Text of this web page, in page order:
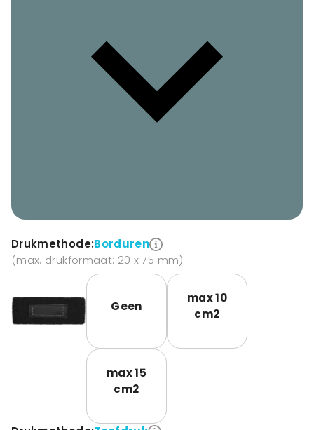
Drukmethode:Borduren
(max. drukformaat: 20 x 75 mm)
Geen
max 10
cm2
max 15
cm2